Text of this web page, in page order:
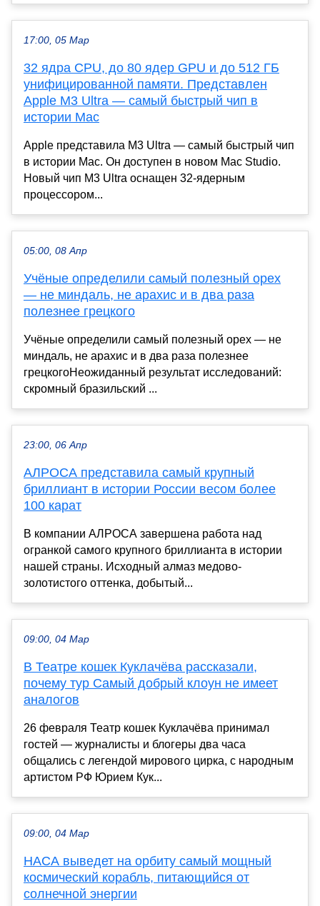
17:00, 05 Мар
32 ядра CPU, до 80 ядер GPU и до 512 ГБ
унифицированной памяти. Представлен
Apple M3 Ultra — самый быстрый чип в
истории Mac
Apple представила M3 Ultra — самый быстрый чип
в истории Mac. Он доступен в новом Mac Studio.
Новый чип M3 Ultra оснащен 32-ядерным
процессором...
05:00, 08 Апр
Учёные определили самый полезный орех
— не миндаль, не арахис и в два раза
полезнее грецкого
Учёные определили самый полезный орех — не
миндаль, не арахис и в два раза полезнее
грецкогоНеожиданный результат исследований:
скромный бразильский ...
23:00, 06 Апр
АЛРОСА представила самый крупный
бриллиант в истории России весом более
100 карат
В компании АЛРОСА завершена работа над
огранкой самого крупного бриллианта в истории
нашей страны. Исходный алмаз медово-
золотистого оттенка, добытый...
09:00, 04 Мар
В Театре кошек Куклачёва рассказали,
почему тур Самый добрый клоун не имеет
аналогов
26 февраля Театр кошек Куклачёва принимал
гостей — журналисты и блогеры два часа
общались с легендой мирового цирка, с народным
артистом РФ Юрием Кук...
09:00, 04 Мар
НАСА выведет на орбиту самый мощный
космический корабль, питающийся от
солнечной энергии